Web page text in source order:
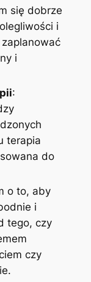
się dobrze
i
i
:
terapia
do
o to, aby
i
tego, czy
czy